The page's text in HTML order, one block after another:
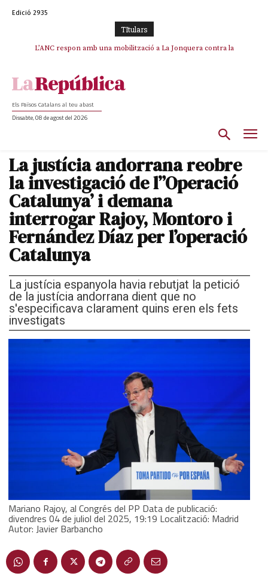
Edició 2935
TItulars
L’ANC respon amb una mobilització a La Jonquera contra la
Els Països Catalans al teu abast
Dissabte, 08 de agost del 2026
La justícia andorrana reobre
la investigació de l”Operació
Catalunya’ i demana
interrogar Rajoy, Montoro i
Fernández Díaz per l’operació
Catalunya
La justícia espanyola havia rebutjat la petició
de la justícia andorrana dient que no
s'especificava clarament quins eren els fets
investigats
Mariano Rajoy, al Congrés del PP Data de publicació:
divendres 04 de juliol del 2025, 19:19 Localització: Madrid
Autor: Javier Barbancho